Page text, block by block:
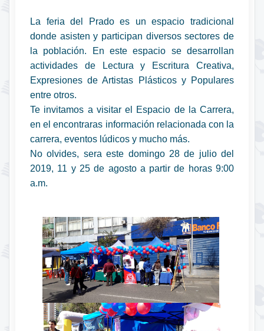
La feria del Prado es un espacio tradicional
donde asisten y participan diversos sectores de
la población. En este espacio se desarrollan
actividades de Lectura y Escritura Creativa,
Expresiones de Artistas Plásticos y Populares
entre otros.
Te invitamos a visitar el Espacio de la Carrera,
en el encontraras información relacionada con la
carrera, eventos lúdicos y mucho más.
No olvides, sera este domingo 28 de julio del
2019, 11 y 25 de agosto a partir de horas 9:00
a.m.